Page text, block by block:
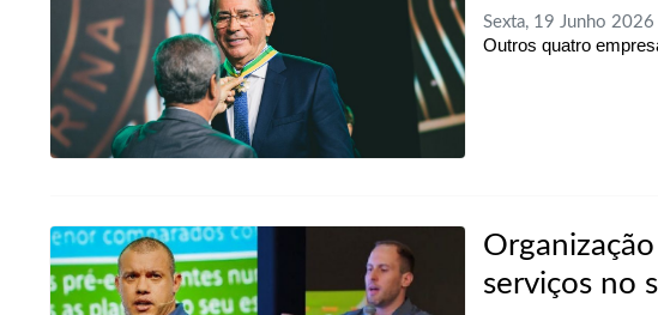
Sexta, 19 Junho 2026
Outros quatro
serviços no